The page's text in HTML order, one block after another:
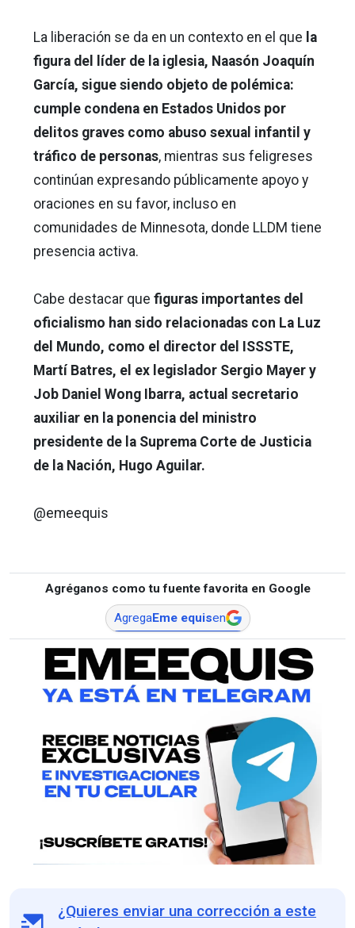
La liberación se da en un contexto en el que la
figura del líder de la iglesia, Naasón Joaquín
García, sigue siendo objeto de polémica:
cumple condena en Estados Unidos por
delitos graves como abuso sexual infantil y
tráfico de personas, mientras sus feligreses
continúan expresando públicamente apoyo y
oraciones en su favor, incluso en
comunidades de Minnesota, donde LLDM tiene
presencia activa.
Cabe destacar que figuras importantes del
oficialismo han sido relacionadas con La Luz
del Mundo, como el director del ISSSTE,
Martí Batres, el ex legislador Sergio Mayer y
Job Daniel Wong Ibarra, actual secretario
auxiliar en la ponencia del ministro
presidente de la Suprema Corte de Justicia
de la Nación, Hugo Aguilar.
@emeequis
Agréganos como tu fuente favorita en Google
AgregaEme equisen
¿Quieres enviar una corrección a este